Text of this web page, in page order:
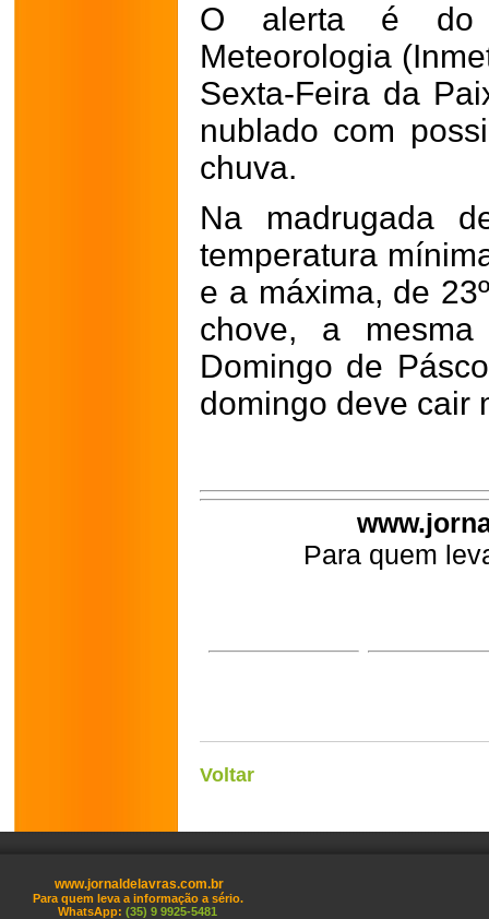
O alerta é do
Meteorologia
Sexta-Feira da
nublado com
chuva.
Na madrugada
temperatura
e a máxima, de
chove, a
Domingo de
domingo deve cair
Para quem
Voltar
www.jornaldelavras.com.br
Para quem leva a informação a sério.
WhatsApp: (35) 9 9925-5481